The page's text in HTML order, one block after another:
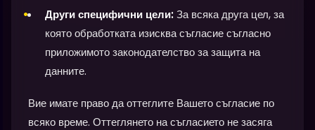
Други специфични цели:За всяка друга цел, за
която обработката изисква съгласие съгласно
приложимото законодателство за защита на
данните.
Вие имате право да оттеглите Вашето съгласие по
всяко време. Оттеглянето на съгласието не засяга